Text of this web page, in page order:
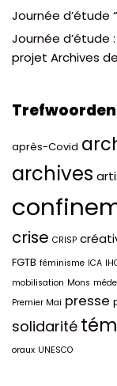
Journée d’étude
Journée d’étude
projet Archives
Trefwoorden
après-Covid
archives
crise CRISP
FGTB féminisme ICA
mobilisation Mons
Premier Mai presse
solidarité
oraux UNESCO